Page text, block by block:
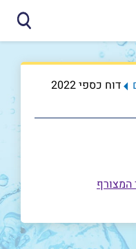
דוח כספי 2022
המצורף